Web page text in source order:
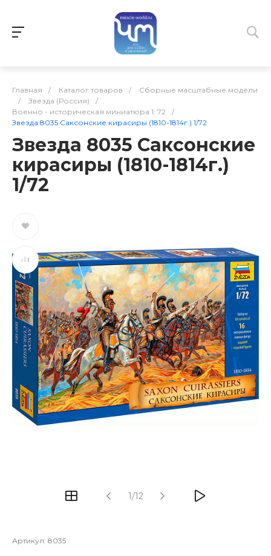
Главная / Каталог товаров /
Сборные масштабные модели
/
Звезда (Россия)
/
Военно - историческая миниатюра 1: 72
/
Звезда 8035 Саксонские кирасиры (1810-1814г.) 1/72
Звезда 8035 Саксонские
кирасиры (1810-1814г.)
1/72
1/12
Артикул: 8035